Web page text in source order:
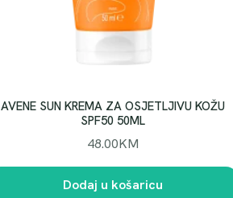
AVENE SUN KREMA ZA OSJETLJIVU KOŽU
SPF50 50ML
48.00KM
Dodaj u košaricu